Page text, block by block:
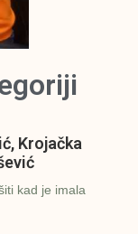
Krojačka
kad je imala